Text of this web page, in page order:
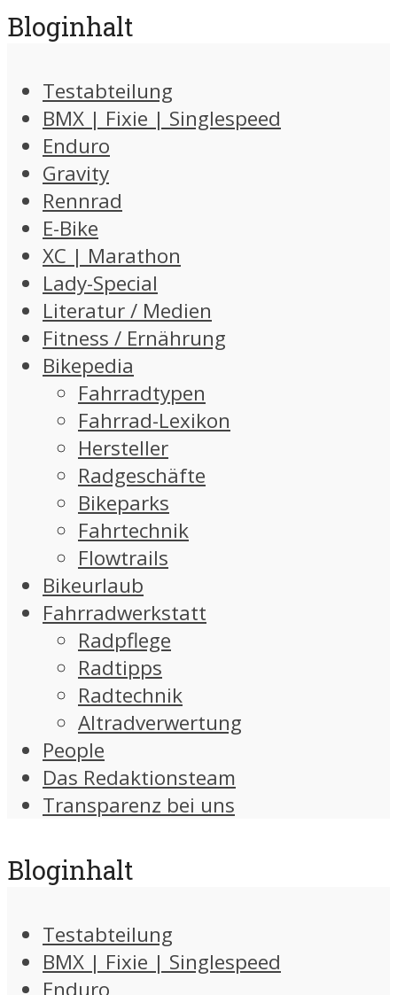
Bloginhalt
Testabteilung
BMX | Fixie | Singlespeed
Enduro
Gravity
Rennrad
E-Bike
XC | Marathon
Lady-Special
Literatur / Medien
Fitness / Ernährung
Bikepedia
Fahrradtypen
Fahrrad-Lexikon
Hersteller
Radgeschäfte
Bikeparks
Fahrtechnik
Flowtrails
Bikeurlaub
Fahrradwerkstatt
Radpflege
Radtipps
Radtechnik
Altradverwertung
People
Das Redaktionsteam
Transparenz bei uns
Bloginhalt
Testabteilung
BMX | Fixie | Singlespeed
Enduro